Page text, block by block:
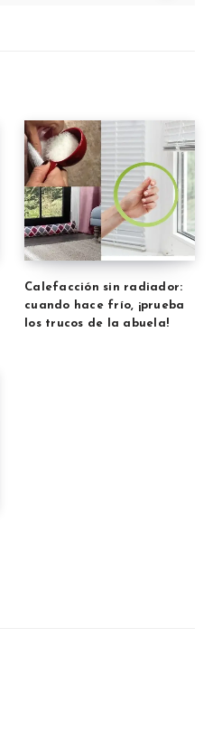
Calefacción sin radiador:
cuando hace frío, ¡prueba
los trucos de la abuela!